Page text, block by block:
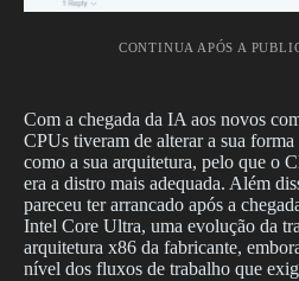
CONTINUA APÓS A
Com a chegada da IA aos novos
CPUs tiveram de alterar a sua
como a sua arquitetura, pelo que o
era a distro mais adequada. Além
pareceu ter arrancado após a
Intel Core Ultra, uma evolução da
arquitetura x86 da fabricante,
nível dos fluxos de trabalho que